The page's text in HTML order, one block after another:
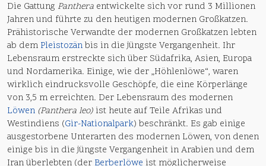
Die Gattung Panthera entwickelte sich vor rund 3 Millionen
Jahren und führte zu den heutigen modernen Großkatzen.
Prähistorische Verwandte der modernen Großkatzen lebten
ab dem Pleistozänbis in die jüngste Vergangenheit. Ihr
Lebensraum erstreckte sich über Südafrika, Asien, Europa
und Nordamerika. Einige, wie der „Höhlenlöwe“, waren
wirklich eindrucksvolle Geschöpfe, die eine Körperlänge
von 3,5 m erreichten. Der Lebensraum des modernen
Löwen (Panthera leo) ist heute auf Teile Afrikas und
Westindiens (Gir-Nationalpark) beschränkt. Es gab einige
ausgestorbene Unterarten des modernen Löwen, von denen
einige bis in die jüngste Vergangenheit in Arabien und dem
Iran überlebten (der Berberlöwe ist möglicherweise